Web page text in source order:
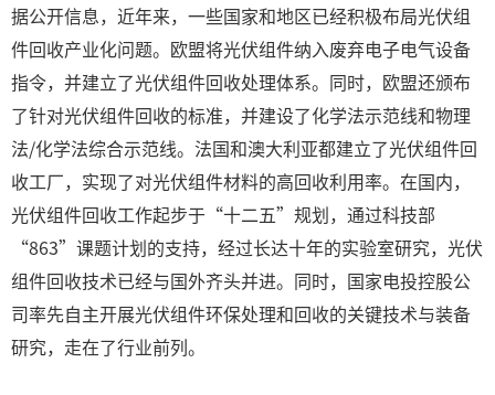
据公开信息，近年来，一些国家和地区已经积极布局光伏组
件回收产业化问题。欧盟将光伏组件纳入废弃电子电气设备
指令，并建立了光伏组件回收处理体系。同时，欧盟还颁布
了针对光伏组件回收的标准，并建设了化学法示范线和物理
法/化学法综合示范线。法国和澳大利亚都建立了光伏组件回
收工厂，实现了对光伏组件材料的高回收利用率。在国内，
光伏组件回收工作起步于“十二五”规划，通过科技部
“863”课题计划的支持，经过长达十年的实验室研究，光伏
组件回收技术已经与国外齐头并进。同时，国家电投控股公
司率先自主开展光伏组件环保处理和回收的关键技术与装备
研究，走在了行业前列。